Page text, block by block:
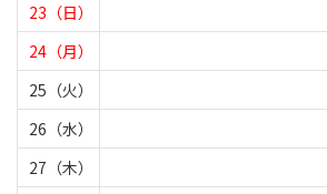
23（日）
24（月）
25（火）
26（水）
27（木）